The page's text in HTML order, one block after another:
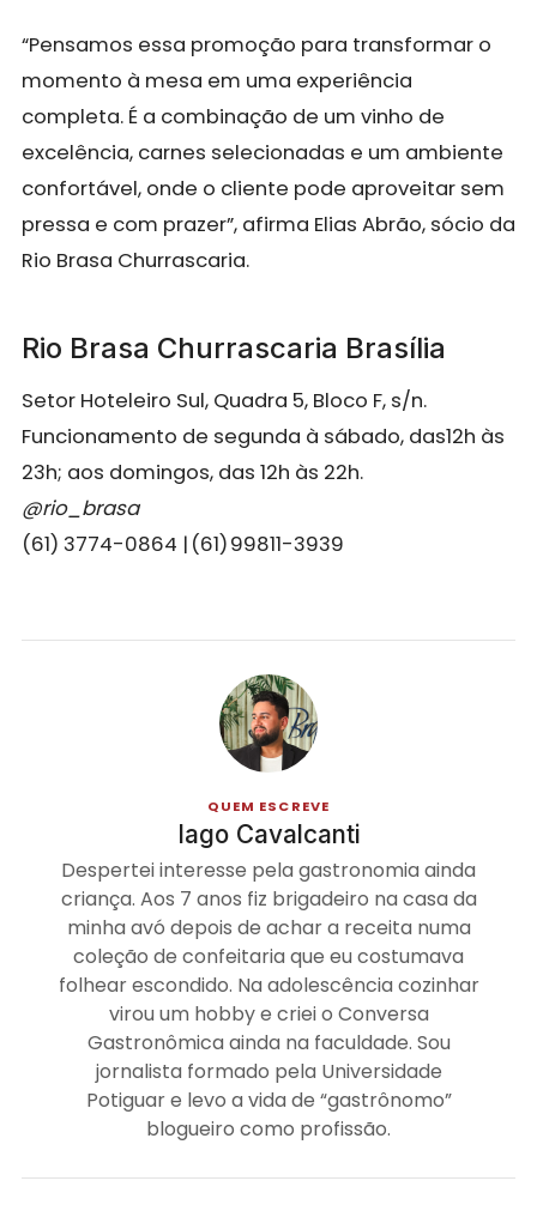
“Pensamos essa promoção para transformar o
momento à mesa em uma experiência
completa. É a combinação de um vinho de
excelência, carnes selecionadas e um ambiente
confortável, onde o cliente pode aproveitar sem
pressa e com prazer”, afirma Elias Abrão, sócio da
Rio Brasa Churrascaria.
Rio Brasa Churrascaria Brasília
Setor Hoteleiro Sul, Quadra 5, Bloco F, s/n.
Funcionamento de segunda à sábado, das12h às
23h; aos domingos, das 12h às 22h.
@rio_brasa
(61) 3774-0864 | (61) 99811-3939
QUEM ESCREVE
Iago Cavalcanti
Despertei interesse pela gastronomia ainda
criança. Aos 7 anos fiz brigadeiro na casa da
minha avó depois de achar a receita numa
coleção de confeitaria que eu costumava
folhear escondido. Na adolescência cozinhar
virou um hobby e criei o Conversa
Gastronômica ainda na faculdade. Sou
jornalista formado pela Universidade
Potiguar e levo a vida de “gastrônomo”
blogueiro como profissão.